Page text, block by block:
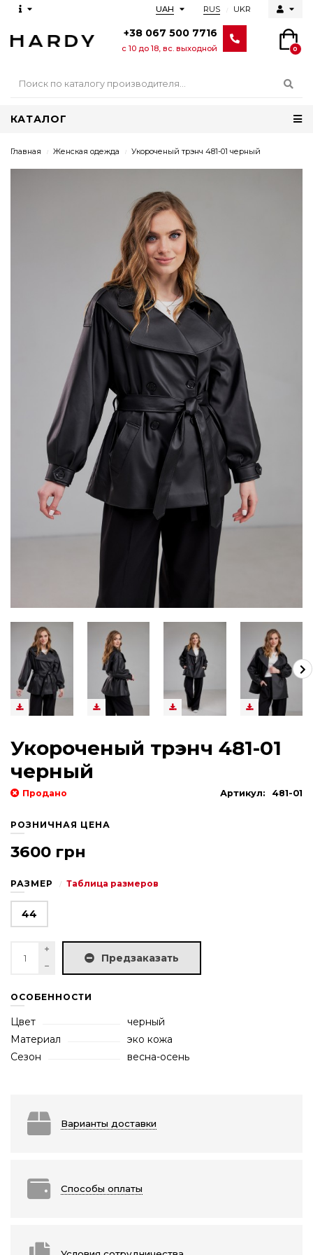
RUS UKR
UAH
+38 067 500 7716
с 10 до 18, вс. выходной 0
КАТАЛОГ
Главная Женская одежда Укороченый трэнч 481-01 черный
Укороченый трэнч 481-01
черный
Продано Артикул: 481-01
РОЗНИЧНАЯ ЦЕНА
3600 грн
РАЗМЕР Таблица размеров
44
Предзаказать
ОСОБЕННОСТИ
Цвет
черный
Материал
эко кожа
Сезон
весна-осень
Варианты доставки
Способы оплаты